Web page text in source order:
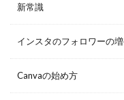
新常識
インスタのフォロワーの
Canvaの始め方